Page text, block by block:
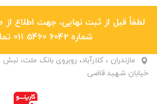
لطفاً قبل از ثبت نهایی، جهت اطلاع
شماره 6042 5460 011 تماس بگیرید.
مازندران ، کلارآباد، روبروی بانک ملت، نبش
خیابان شهید قاضی